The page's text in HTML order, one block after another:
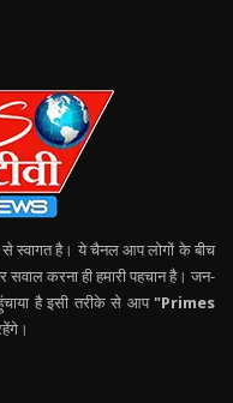
स्वागत है। ये चैनल आप लोगों के बीच
सवाल करना ही हमारी पहचान है। जन-
है इसी तरीके से आप "Primes